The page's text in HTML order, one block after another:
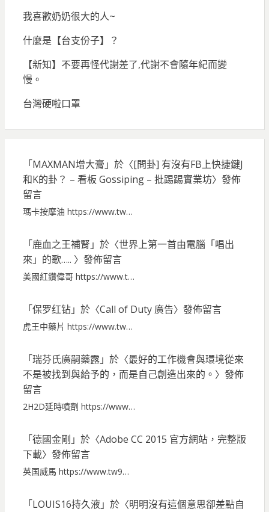
我喜歡奶奶很大的人~
什麼是【台支份子】？
【新知】不要再怪代謝差了,代謝不會隨年紀而變
慢。
台灣硬啦口罩
「MAXMAN增大膏 」於〈[問卦] 有沒有FB上快捷鍵J
和K的卦？ – 看板 Gossiping – 批踢踢實業坊〉發佈
留言
瑪卡按摩油 https://www.tw…
「鹿血之王補腎 」於〈世界上第一首由電腦「唱出
來」的歌….. 〉發佈留言
美國紅鑽偉哥 https://www.t…
「保罗红钻」於〈Call of Duty 廣告〉發佈留言
虎王中藥片 https://www.tw…
「瑞芬氏廣嗣藥露」於〈最好的工作機會與環境從來
不是被找到與給予的，而是自己創造出來的。 〉發佈
留言
2H2D延時噴劑 https://www…
「德國金剛 」於〈Adobe CC 2015 官方網站，完整版
下載〉發佈留言
英国威馬 https://www.tw9…
「LOUIS16持久液」於〈明明沒有這個意思卻差點自